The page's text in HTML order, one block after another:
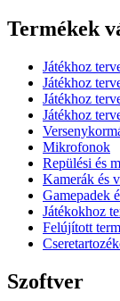
Termékek
Játékhoz
Játékhoz
Játékhoz
Játékhoz
Mikrofonok
Repülési és
Kamerák és
Gamepadek
Játékokhoz
Felújított
Szoftver